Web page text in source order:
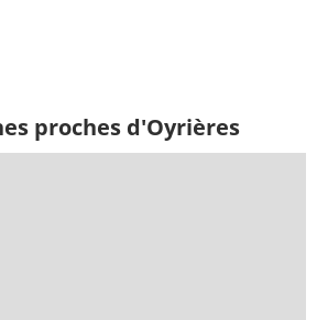
proches d'Oyrières